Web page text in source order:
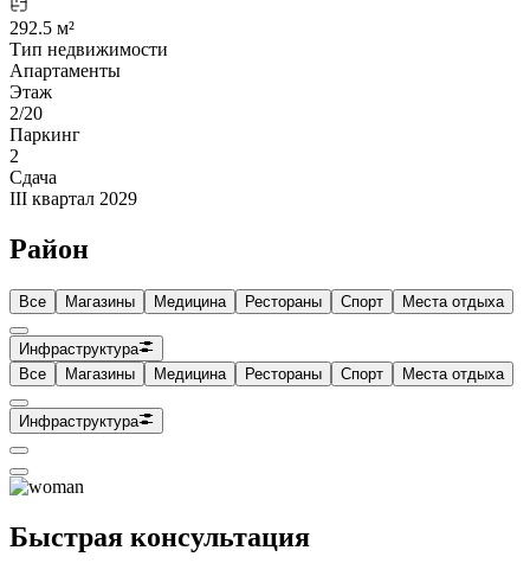
292.5 м²
Тип недвижимости
Апартаменты
Этаж
2/20
Паркинг
2
Сдача
III квартал 2029
Район
Все Магазины Медицина Рестораны Спорт Места отдыха
Инфраструктура
Все
Магазины Медицина Рестораны Спорт Места отдыха
Инфраструктура
Быстрая консультация